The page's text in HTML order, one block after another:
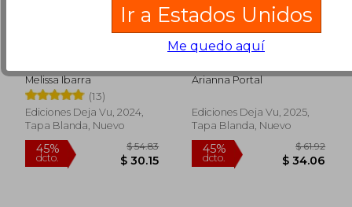
$ 22.50 $
Melissa Ibarra
(13)
Ediciones Deja Vu, 2024,
Tapa Blanda, Nuevo
Me elijo a mí
Arianna Portal
Ediciones Deja Vu, 2025,
Tapa Blanda, Nuevo
Ir a Estados Unidos
Me quedo aquí